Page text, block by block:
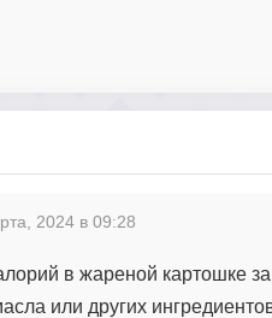
2024 в 09:28
в жареной картошке
или других